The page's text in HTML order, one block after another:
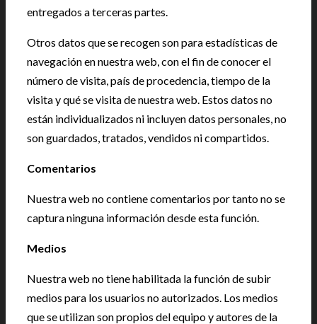
entregados a terceras partes.
Otros datos que se recogen son para estadísticas de
navegación en nuestra web, con el fin de conocer el
número de visita, país de procedencia, tiempo de la
visita y qué se visita de nuestra web. Estos datos no
están individualizados ni incluyen datos personales, no
son guardados, tratados, vendidos ni compartidos.
Comentarios
Nuestra web no contiene comentarios por tanto no se
captura ninguna información desde esta función.
Medios
Nuestra web no tiene habilitada la función de subir
medios para los usuarios no autorizados. Los medios
que se utilizan son propios del equipo y autores de la